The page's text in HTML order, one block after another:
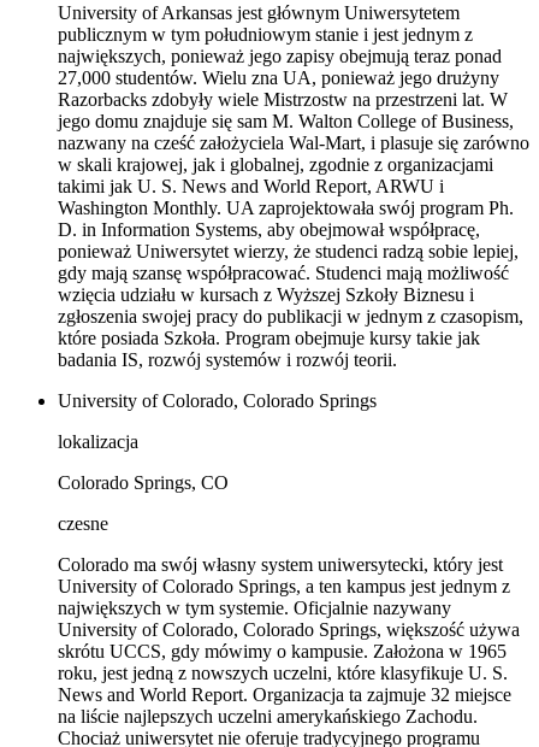
University of Arkansas jest głównym Uniwersytetem
publicznym w tym południowym stanie i jest jednym z
największych, ponieważ jego zapisy obejmują teraz ponad
27,000 studentów. Wielu zna UA, ponieważ jego drużyny
Razorbacks zdobyły wiele Mistrzostw na przestrzeni lat. W
jego domu znajduje się sam M. Walton College of Business,
nazwany na cześć założyciela Wal-Mart, i plasuje się zarówno
w skali krajowej, jak i globalnej, zgodnie z organizacjami
takimi jak U. S. News and World Report, ARWU i
Washington Monthly. UA zaprojektowała swój program Ph.
D. in Information Systems, aby obejmował współpracę,
ponieważ Uniwersytet wierzy, że studenci radzą sobie lepiej,
gdy mają szansę współpracować. Studenci mają możliwość
wzięcia udziału w kursach z Wyższej Szkoły Biznesu i
zgłoszenia swojej pracy do publikacji w jednym z czasopism,
które posiada Szkoła. Program obejmuje kursy takie jak
badania IS, rozwój systemów i rozwój teorii.
University of Colorado, Colorado Springs
lokalizacja
Colorado Springs, CO
czesne
Colorado ma swój własny system uniwersytecki, który jest
University of Colorado Springs, a ten kampus jest jednym z
największych w tym systemie. Oficjalnie nazywany
University of Colorado, Colorado Springs, większość używa
skrótu UCCS, gdy mówimy o kampusie. Założona w 1965
roku, jest jedną z nowszych uczelni, które klasyfikuje U. S.
News and World Report. Organizacja ta zajmuje 32 miejsce
na liście najlepszych uczelni amerykańskiego Zachodu.
Chociaż uniwersytet nie oferuje tradycyjnego programu